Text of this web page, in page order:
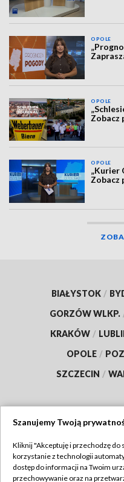
OPOLE
OPOLE
Zobacz
OPOLE
„Kurier
Zobacz
BIAŁYSTOK /
GORZÓW WLKP.
KRAKÓW /
OPOLE /
SZCZECIN /
Abonament TVP
Szanujemy Twoją
Kliknij "Akceptuję i przechodzę do
korzystanie z technologii
dostęp do informacji na Twoim
przechowywanie oraz na